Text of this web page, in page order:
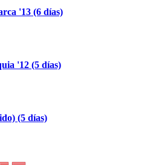
'13 (6 días)
'12 (5 días)
(5 días)